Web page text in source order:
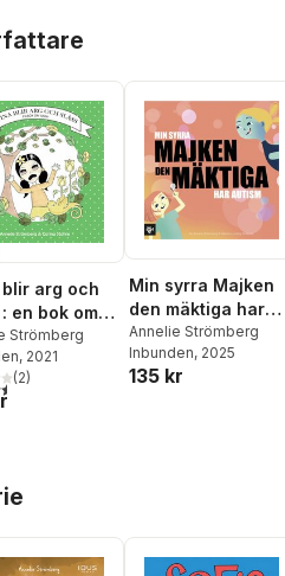
arg och
en bok om
Strömberg
, 2021
5 stjärnor. Totalt antal röster:
(2)
Min syrra Majken
den mäktiga har
autism
Annelie Strömberg
Inbunden, 2025
135 kr